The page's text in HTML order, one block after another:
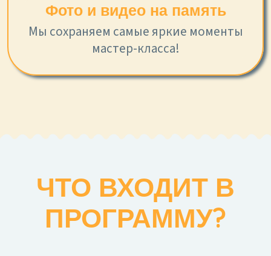
Фото и видео на память
Мы сохраняем самые яркие моменты
мастер-класса!
ЧТО ВХОДИТ В
ПРОГРАММУ?